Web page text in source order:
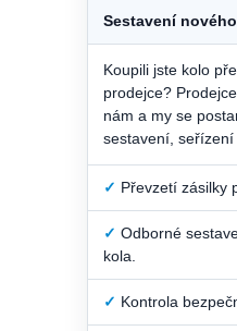
Sestavení
Koupili jste kolo
prodejce?
nám a my se
sestavení, seřízení
✓ Převzetí zásilky
✓ Odborné
kola.
✓ Kontrola